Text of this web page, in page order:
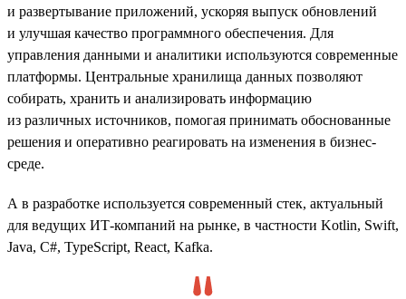
и развертывание приложений, ускоряя выпуск обновлений
и улучшая качество программного обеспечения. Для
управления данными и аналитики используются современные
платформы. Центральные хранилища данных позволяют
собирать, хранить и анализировать информацию
из различных источников, помогая принимать обоснованные
решения и оперативно реагировать на изменения в бизнес-
среде.
А в разработке используется современный стек, актуальный
для ведущих ИТ-компаний на рынке, в частности Kotlin, Swift,
Java, C#, TypeScript, React, Kafka.